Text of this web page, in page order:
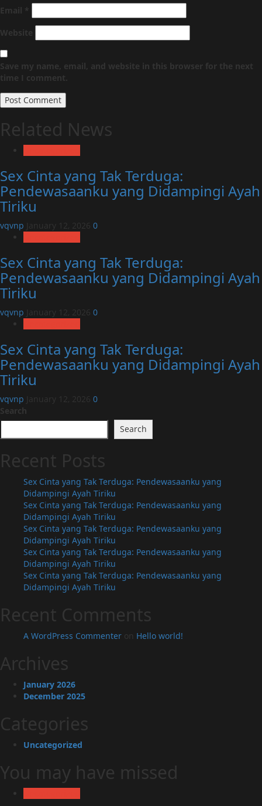
Email *
Website
Save my name, email, and website in this browser for the next
time I comment.
Related News
Sex Cinta yang Tak Terduga:
Pendewasaanku yang Didampingi Ayah
Tiriku
vqvnp January 12, 2026 0
Sex Cinta yang Tak Terduga:
Pendewasaanku yang Didampingi Ayah
Tiriku
vqvnp January 12, 2026 0
Sex Cinta yang Tak Terduga:
Pendewasaanku yang Didampingi Ayah
Tiriku
vqvnp January 12, 2026 0
Search
Search
Recent Posts
Sex Cinta yang Tak Terduga: Pendewasaanku yang
Didampingi Ayah Tiriku
Sex Cinta yang Tak Terduga: Pendewasaanku yang
Didampingi Ayah Tiriku
Sex Cinta yang Tak Terduga: Pendewasaanku yang
Didampingi Ayah Tiriku
Sex Cinta yang Tak Terduga: Pendewasaanku yang
Didampingi Ayah Tiriku
Sex Cinta yang Tak Terduga: Pendewasaanku yang
Didampingi Ayah Tiriku
Recent Comments
A WordPress Commenter on Hello world!
Archives
January 2026
December 2025
Categories
Uncategorized
You may have missed